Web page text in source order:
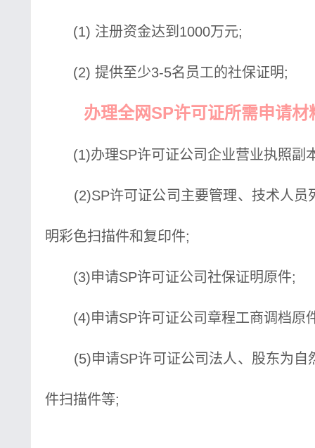
(1) 注册资金达到1000万元;
(2) 提供至少3-5名员工的社保证明;
办理全网SP许可证所需申请材
(1)办理SP许可证公司企业营业执照副
(2)SP许可证公司主要管理、技术人员
明彩色扫描件和复印件;
(3)申请SP许可证公司社保证明原件;
(4)申请SP许可证公司章程工商调档原
(5)申请SP许可证公司法人、股东为自
件扫描件等;